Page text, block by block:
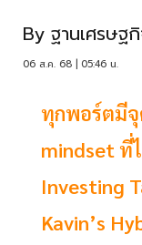
By ฐานเศรษฐ
06 ส.ค. 68 | 05:46 น.
ทุกพอร์ตมีจุ
mindset ที่
Investing
Kavin’s